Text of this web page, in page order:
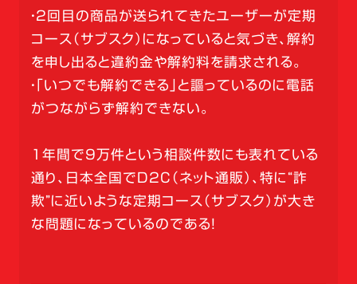
・2回目の商品が送られてきたユーザーが定期
コース（サブスク）になっていると気づき、解約
を申し出ると違約金や解約料を請求される。
・「いつでも解約できる」と謳っているのに電話
がつながらず解約できない。
1年間で9万件という相談件数にも表れている
通り、日本全国でD2C（ネット通販）、特に“詐
欺”に近いような定期コース（サブスク）が大き
な問題になっているのである！